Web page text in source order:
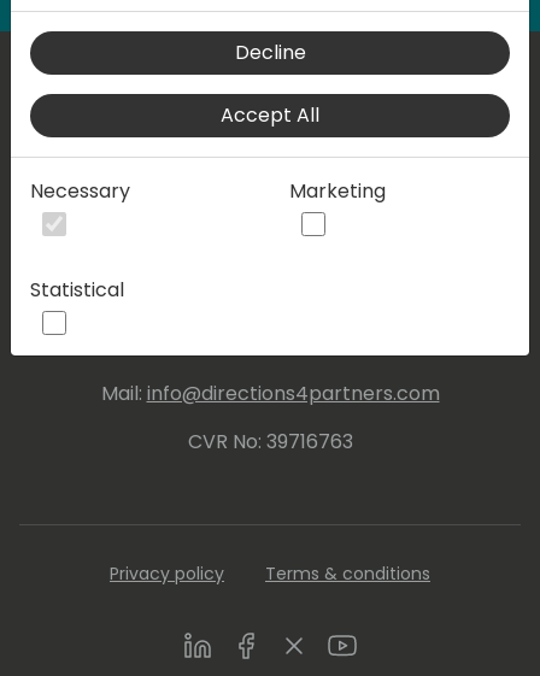
Where are we located?
Events Central ApS
Vesteraa 20, 3tv. 9000 Aalborg
Mail: info@directions4partners.com
CVR No: 39716763
Privacy policy Terms & conditions
LinkedInFacebookTwitterYoutube
Decline
Accept All
Necessary Marketing
Statistical